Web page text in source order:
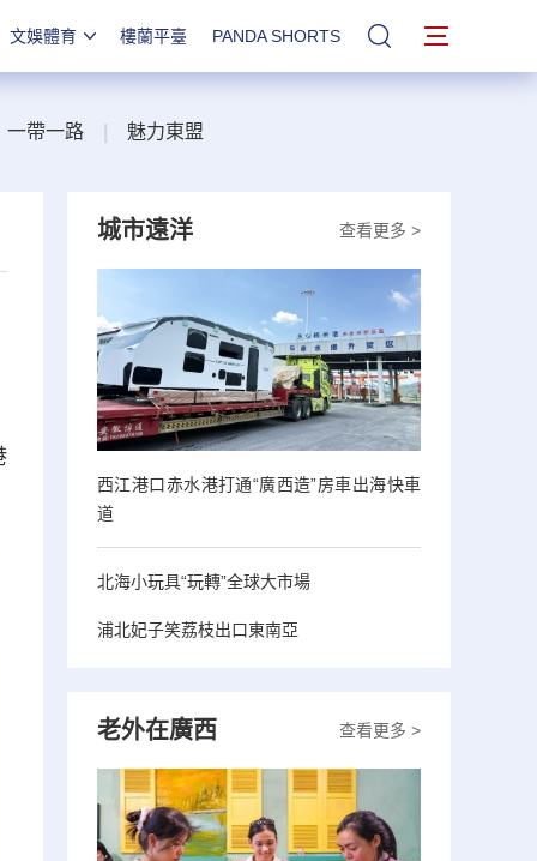
文娛體育 樓蘭平臺 PANDA SHORTS 站內搜索
一帶一路 魅力東盟
查看更多 >
城市遠洋
西江港口赤水港打通“廣西造”房車出海快車
道
北海小玩具“玩轉”全球大市場
浦北妃子笑荔枝出口東南亞
查看更多 >
老外在廣西